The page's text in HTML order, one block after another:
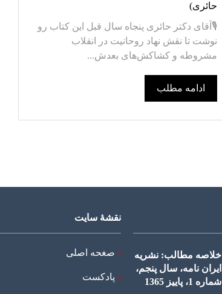
حائری)
🎙️آقای دکتر حائری پنجاه سال قبل این کتاب رو
نوشت تا نقش نهاد روحانیت در انقلاب
مشروطه و کشاکش‌های بعدش...
ادامه مطلب
خلاصه مطالب: نشریه
ایران نامه، سال پنجم،
شماره 1، پاییز 1365
نقشۀ سایت
صغحه اصلی
پادکست